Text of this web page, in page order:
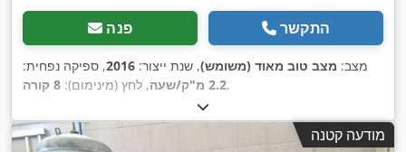
פנה התקשר
מצב: מצב טוב מאוד (משומש), שנת ייצור: 2016, ספיקה נפחית:
2.2 מ"ק/שעה
, לחץ (מינימום): 8 קורה ,
מודעה קטנה